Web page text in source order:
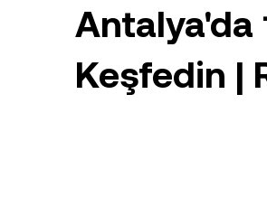
Antalya'da
Keşfedin |